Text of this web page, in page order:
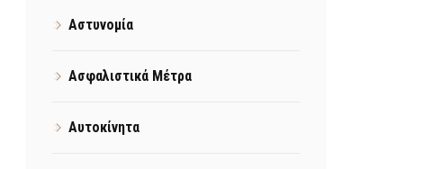
Αστυνομία
Ασφαλιστικά Μέτρα
Αυτοκίνητα